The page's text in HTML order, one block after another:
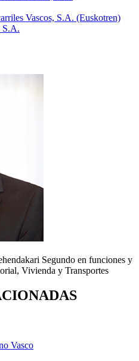
Vascos, S.A. (Euskotren)
S.A.
Segundo en funciones y
Vivienda y Transportes
Vasco